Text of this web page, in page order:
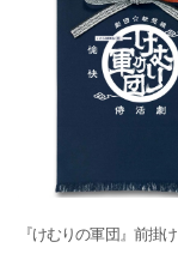
『けむりの軍団』前掛け